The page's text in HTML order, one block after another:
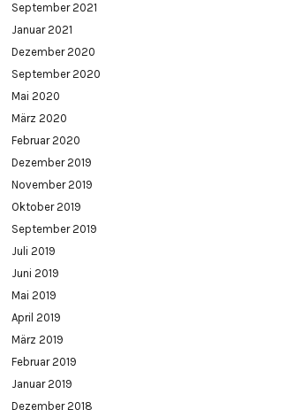
September 2021
Januar 2021
Dezember 2020
September 2020
Mai 2020
März 2020
Februar 2020
Dezember 2019
November 2019
Oktober 2019
September 2019
Juli 2019
Juni 2019
Mai 2019
April 2019
März 2019
Februar 2019
Januar 2019
Dezember 2018